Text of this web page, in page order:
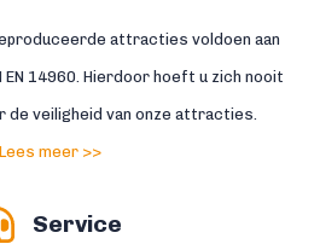
attracties voldoen aan
EN 14960. Hierdoor hoeft u zich nooit
de veiligheid van onze attracties.
Lees meer >>
Service